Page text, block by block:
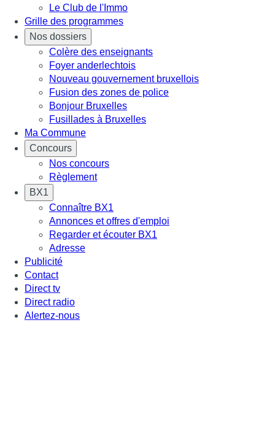
Le Club de l'Immo
Grille des programmes
Nos dossiers
Colère des enseignants
Foyer anderlechtois
Nouveau gouvernement bruxellois
Fusion des zones de police
Bonjour Bruxelles
Fusillades à Bruxelles
Ma Commune
Concours
Nos concours
Règlement
BX1
Connaître BX1
Annonces et offres d'emploi
Regarder et écouter BX1
Adresse
Publicité
Contact
Direct tv
Direct radio
Alertez-nous